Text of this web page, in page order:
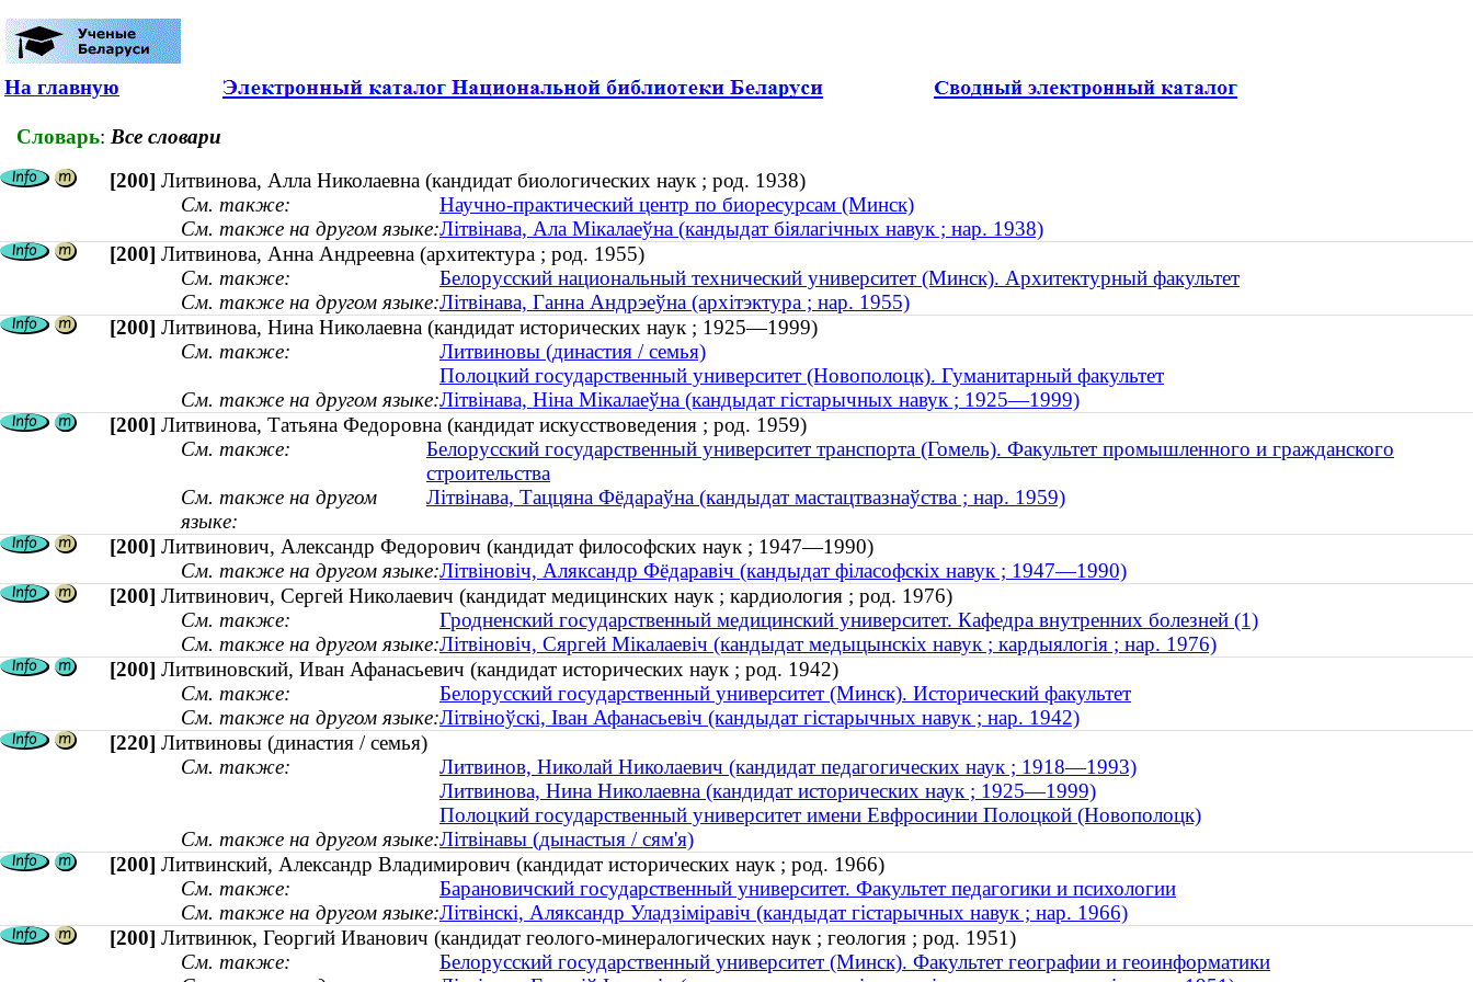
На главную
Словарь: Все словари
[200] Литвинова, Алла Николаевна (кандидат биологических наук ; род. 1938)
См. также:
Научно-практический центр по биоресурсам (Минск)
См. также на другом языке:Літвінава, Ала Мікалаеўна (кандыдат біялагічных навук ; нар. 1938)
[200] Литвинова, Анна Андреевна (архитектура ; род. 1955)
См. также:
Белорусский национальный технический университет (Минск). Архитектурный факультет
См. также на другом языке:Літвінава, Ганна Андрэеўна (архітэктура ; нар. 1955)
[200] Литвинова, Нина Николаевна (кандидат исторических наук ; 1925—1999)
См. также:
Литвиновы (династия / семья)
Полоцкий государственный университет (Новополоцк). Гуманитарный факультет
См. также на другом языке:Літвінава, Ніна Мікалаеўна (кандыдат гістарычных навук ; 1925—1999)
[200] Литвинова, Татьяна Федоровна (кандидат искусствоведения ; род. 1959)
См. также:
Белорусский государственный университет транспорта (Гомель). Факультет промышленного и гражданского
строительства
См. также на другом
языке:
Літвінава, Таццяна Фёдараўна (кандыдат мастацтвазнаўства ; нар. 1959)
[200] Литвинович, Александр Федорович (кандидат философских наук ; 1947—1990)
См. также на другом языке:Літвіновіч, Аляксандр Фёдаравіч (кандыдат філасофскіх навук ; 1947—1990)
[200] Литвинович, Сергей Николаевич (кандидат медицинских наук ; кардиология ; род. 1976)
См. также:
Гродненский государственный медицинский университет. Кафедра внутренних болезней (1)
См. также на другом языке:Літвіновіч, Сяргей Мікалаевіч (кандыдат медыцынскіх навук ; кардыялогія ; нар. 1976)
[200] Литвиновский, Иван Афанасьевич (кандидат исторических наук ; род. 1942)
См. также:
Белорусский государственный университет (Минск). Исторический факультет
См. также на другом языке:Літвіноўскі, Іван Афанасьевіч (кандыдат гістарычных навук ; нар. 1942)
[220] Литвиновы (династия / семья)
См. также:
Литвинов, Николай Николаевич (кандидат педагогических наук ; 1918—1993)
Литвинова, Нина Николаевна (кандидат исторических наук ; 1925—1999)
Полоцкий государственный университет имени Евфросинии Полоцкой (Новополоцк)
См. также на другом языке:Літвінавы (дынастыя / сям'я)
[200] Литвинский, Александр Владимирович (кандидат исторических наук ; род. 1966)
См. также:
Барановичский государственный университет. Факультет педагогики и психологии
См. также на другом языке:Літвінскі, Аляксандр Уладзіміравіч (кандыдат гістарычных навук ; нар. 1966)
[200] Литвинюк, Георгий Иванович (кандидат геолого-минералогических наук ; геология ; род. 1951)
См. также:
Белорусский государственный университет (Минск). Факультет географии и геоинформатики